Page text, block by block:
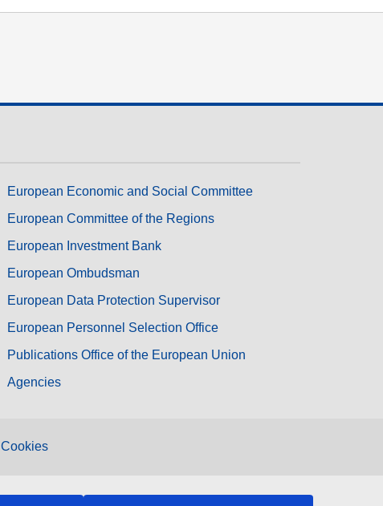
European Economic and Social Committee
European Committee of the Regions
European Investment Bank
European Ombudsman
European Data Protection Supervisor
European Personnel Selection Office
Publications Office of the European Union
Agencies
Cookies